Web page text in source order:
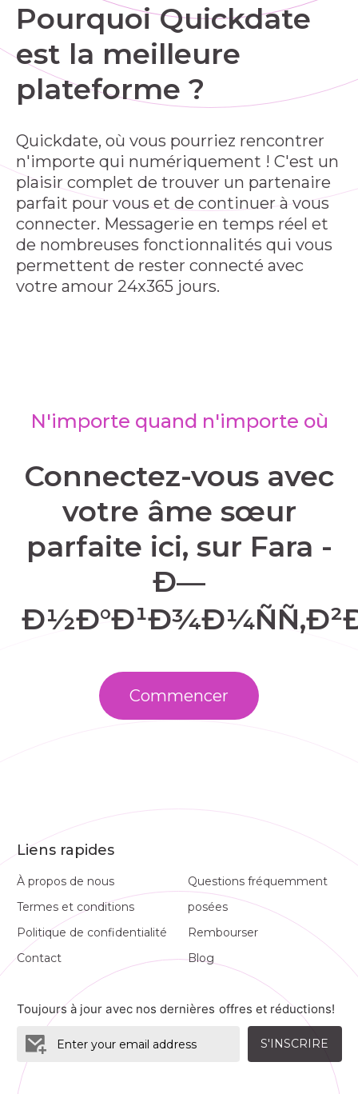
Pourquoi Quickdate
est la meilleure
plateforme ?
Quickdate, où vous pourriez rencontrer
n'importe qui numériquement ! C'est un
plaisir complet de trouver un partenaire
parfait pour vous et de continuer à vous
connecter. Messagerie en temps réel et
de nombreuses fonctionnalités qui vous
permettent de rester connecté avec
votre amour 24x365 jours.
N'importe quand n'importe où
Connectez-vous avec
votre âme sœur
parfaite ici, sur Fara -
Ð—
Commencer
Liens rapides
À propos de nous
Termes et conditions
Politique de confidentialité
Contact
Questions fréquemment
posées
Rembourser
Blog
Toujours à jour avec nos dernières offres et réductions!
S'INSCRIRE